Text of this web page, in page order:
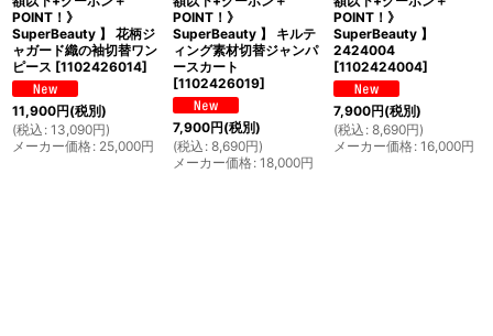
POINT！》
SuperBeauty 】 花柄ジ
ャガード織の袖切替ワン
ピース [1102426014]
11,900円(税別)
(税込 : 13,090円)
メーカー価格: 25,000円
POINT！》
SuperBeauty 】 キルテ
ィング素材切替ジャンパ
ースカート
[1102426019]
7,900円(税別)
(税込 : 8,690円)
メーカー価格: 18,000円
POINT！》
SuperBeauty 】
2424004
[1102424004]
7,900円(税別)
(税込 : 8,690円)
メーカー価格: 16,000円